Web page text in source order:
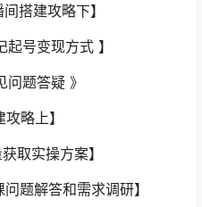
搭建攻略下】
号变现方式 】
题答疑 》
略上】
取实操方案】
题解答和需求调研】